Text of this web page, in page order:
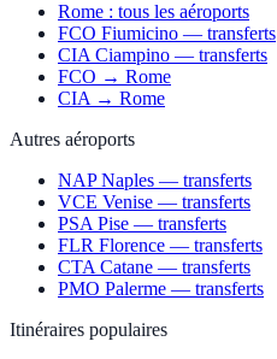
Rome : tous les aéroports
FCO Fiumicino — transferts
CIA Ciampino — transferts
FCO → Rome
CIA → Rome
Autres aéroports
NAP Naples — transferts
VCE Venise — transferts
PSA Pise — transferts
FLR Florence — transferts
CTA Catane — transferts
PMO Palerme — transferts
Itinéraires populaires